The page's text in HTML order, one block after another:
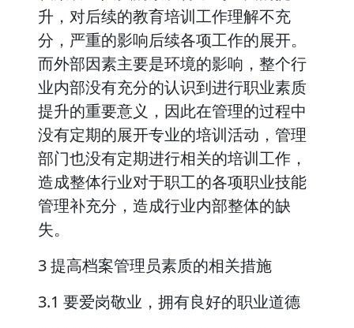
升，对后续的教育培训工作理解不充
分，严重的影响后续各项工作的展开。
而外部因素主要是环境的影响，整个行
业内部没有充分的认识到进行职业素质
提升的重要意义，因此在管理的过程中
没有定期的展开专业的培训活动，管理
部门也没有定期进行相关的培训工作，
造成整体行业对于职工的各项职业技能
管理补充分，造成行业内部整体的缺
失。
3 提高档案管理员素质的相关措施
3.1 要爱岗敬业，拥有良好的职业道德